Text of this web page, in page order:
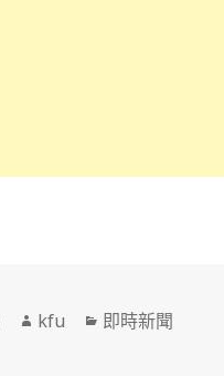
作
kfu
分
即時新聞